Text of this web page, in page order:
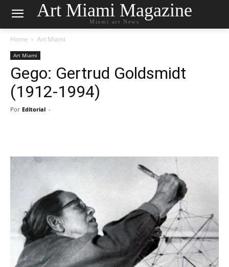
Art Miami Magazine
Miami art News
Home Art Miami
Art Miami
Gego: Gertrud Goldsmidt
(1912-1994)
Por Editorial -